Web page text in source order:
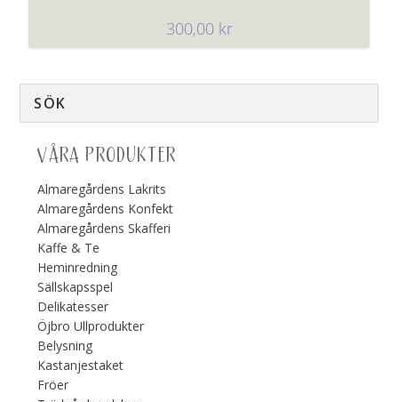
300,00 kr
VÅRA PRODUKTER
Almaregårdens Lakrits
Almaregårdens Konfekt
Almaregårdens Skafferi
Kaffe & Te
Heminredning
Sällskapsspel
Delikatesser
Öjbro Ullprodukter
Belysning
Kastanjestaket
Fröer